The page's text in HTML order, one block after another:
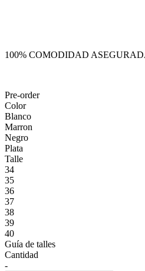
100% COMODIDAD
Pre-order
Color
Blanco
Marron
Negro
Plata
Talle
34
35
36
37
38
39
40
Guía de talles
Cantidad
-